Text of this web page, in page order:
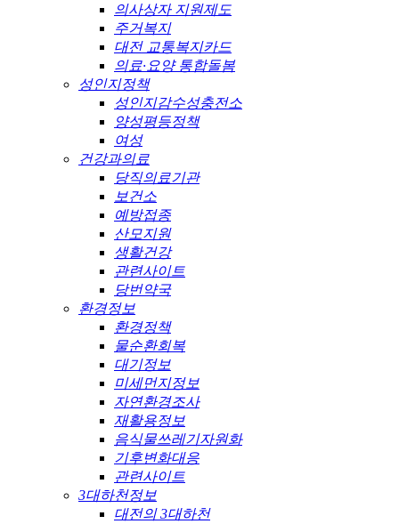
의사상자 지원제도
주거복지
대전 교통복지카드
의료·요양 통합돌봄
성인지정책
성인지감수성충전소
양성평등정책
여성
건강과의료
당직의료기관
보건소
예방접종
산모지원
생활건강
관련사이트
당번약국
환경정보
환경정책
물순환회복
대기정보
미세먼지정보
자연환경조사
재활용정보
음식물쓰레기자원화
기후변화대응
관련사이트
3대하천정보
대전의 3대하천